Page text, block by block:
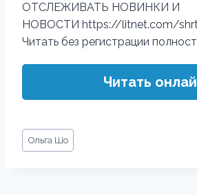
ОТСЛЕЖИВАТЬ НОВИНКИ И
НОВОСТИ https://litnet.com/
Читать без регистрации
Читать
Метки
записи:
Ольга Шо